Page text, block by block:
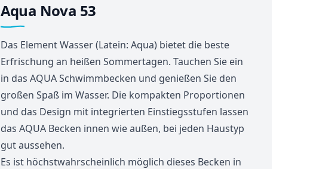
Aqua Nova 53
Das Element Wasser (Latein: Aqua) bietet die beste
Erfrischung an heißen Sommertagen. Tauchen Sie ein
in das AQUA Schwimmbecken und genießen Sie den
großen Spaß im Wasser. Die kompakten Proportionen
und das Design mit integrierten Einstiegsstufen lassen
das AQUA Becken innen wie außen, bei jeden Haustyp
gut aussehen.
Es ist höchstwahrscheinlich möglich dieses Becken in